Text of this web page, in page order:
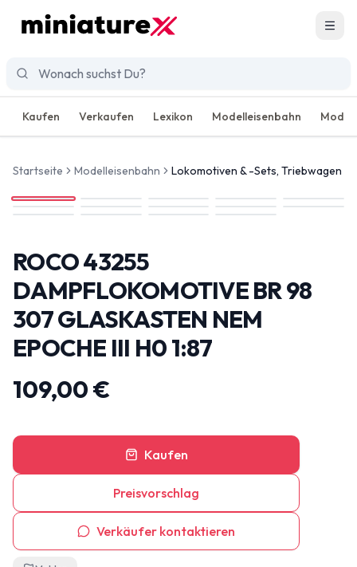
Menü
Kaufen Verkaufen Lexikon Modelleisenbahn
Startseite Modelleisenbahn Lokomotiven & -Sets, Triebwagen
ROCO 43255
DAMPFLOKOMOTIVE BR 98
307 GLASKASTEN NEM
EPOCHE III H0 1:87
109,00 €
Kaufen
Preisvorschlag
Verkäufer kontaktieren